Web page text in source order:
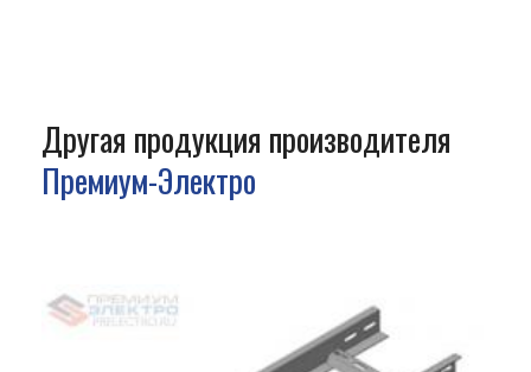
Другая продукция производителя
Премиум-Электро